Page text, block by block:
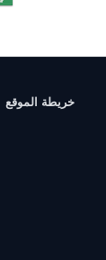
خريطة الموقع